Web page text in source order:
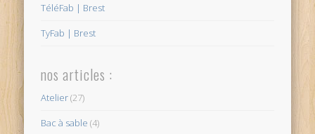
TéléFab | Brest
TyFab | Brest
nos articles :
Atelier(27)
Bac à sable (4)